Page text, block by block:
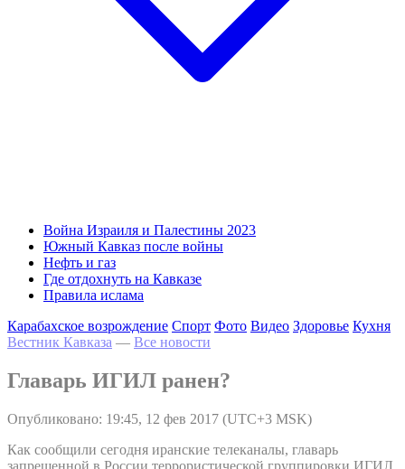
Война Израиля и Палестины 2023
Южный Кавказ после войны
Нефть и газ
Где отдохнуть на Кавказе
Правила ислама
Карабахское возрождение Спорт Фото Видео Здоровье Кухня
Вестник Кавказа — Все новости
Главарь ИГИЛ ранен?
Опубликовано: 19:45, 12 фев 2017 (UTC+3 MSK)
Как сообщили сегодня иранские телеканалы, главарь
запрещенной в России террористической группировки ИГИЛ